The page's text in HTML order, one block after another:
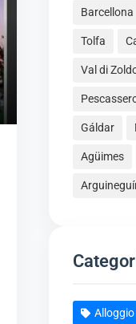
Barcellona
Tolfa
Val di
Gáldar
Agüimes